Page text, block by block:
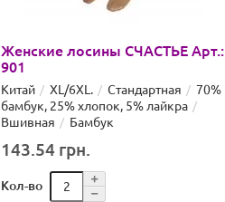
Женские лосины СЧАСТЬЕ Арт.:
901
Китай XL/6XL. Стандартная
70%
бамбук, 25% хлопок, 5% лайкра
Вшивная
Бамбук
143.54 грн.
Кол-во